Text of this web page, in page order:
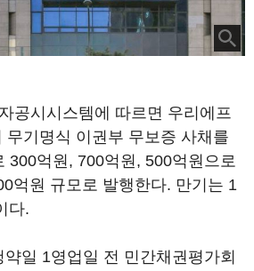
공시시스템에 따르면 우리에프
무기명식 이권부 무보증 사채를
300억원, 700억원, 500억원으로
억원 규모로 발행한다. 만기는 1
다.
일 1영업일 전 민간채권평가회